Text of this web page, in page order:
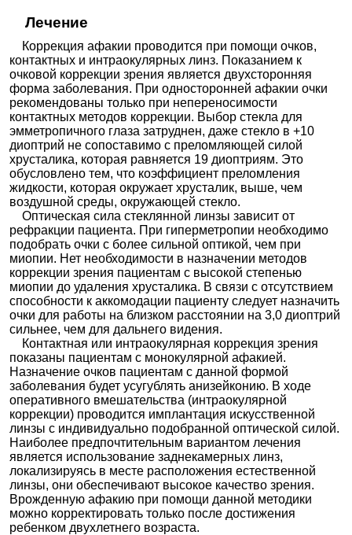
Лечение
Коррекция афакии проводится при помощи очков,
контактных и интраокулярных линз. Показанием к
очковой коррекции зрения является двухсторонняя
форма заболевания. При односторонней афакии очки
рекомендованы только при непереносимости
контактных методов коррекции. Выбор стекла для
эмметропичного глаза затруднен, даже стекло в +10
диоптрий не сопоставимо с преломляющей силой
хрусталика, которая равняется 19 диоптриям. Это
обусловлено тем, что коэффициент преломления
жидкости, которая окружает хрусталик, выше, чем
воздушной среды, окружающей стекло.
Оптическая сила стеклянной линзы зависит от
рефракции пациента. При гиперметропии необходимо
подобрать очки с более сильной оптикой, чем при
миопии. Нет необходимости в назначении методов
коррекции зрения пациентам с высокой степенью
миопии до удаления хрусталика. В связи с отсутствием
способности к аккомодации пациенту следует назначить
очки для работы на близком расстоянии на 3,0 диоптрий
сильнее, чем для дальнего видения.
Контактная или интраокулярная коррекция зрения
показаны пациентам с монокулярной афакией.
Назначение очков пациентам с данной формой
заболевания будет усугублять анизейконию. В ходе
оперативного вмешательства (интраокулярной
коррекции) проводится имплантация искусственной
линзы с индивидуально подобранной оптической силой.
Наиболее предпочтительным вариантом лечения
является использование заднекамерных линз,
локализируясь в месте расположения естественной
линзы, они обеспечивают высокое качество зрения.
Врожденную афакию при помощи данной методики
можно корректировать только после достижения
ребенком двухлетнего возраста.